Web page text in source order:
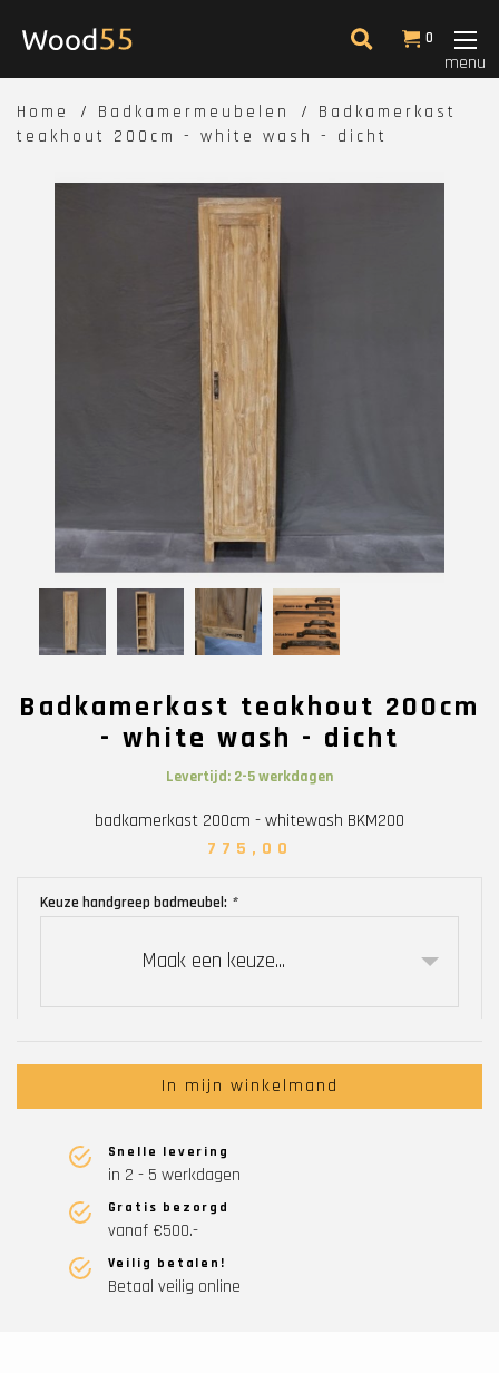
0
menu
Home Badkamermeubelen
Badkamerkast
teakhout 200cm - white wash - dicht
Badkamerkast teakhout 200cm
- white wash - dicht
Levertijd: 2-5 werkdagen
badkamerkast 200cm - whitewash BKM200
775,00
Keuze handgreep badmeubel: *
Maak een keuze...
In mijn winkelmand
Snelle levering
in 2 - 5 werkdagen
Gratis bezorgd
vanaf €500.-
Veilig betalen!
Betaal veilig online